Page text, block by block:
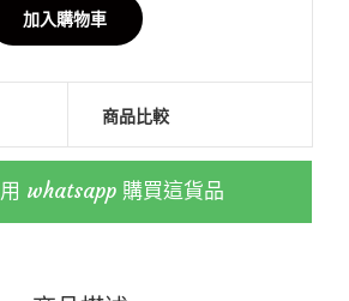
商品比較
用 whatsapp 購買這貨品